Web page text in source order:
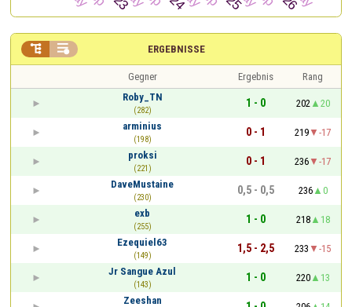
ERGEBNISSE
 
Gegner Ergebnis
Rang
Roby_TN
(282)
1 - 0 202
20
arminius
(198)
0 - 1 219
-17
proksi
(221)
0 - 1 236
-17
DaveMustaine
(230)
0,5 - 0,5 236
0
exb
(255)
1 - 0 218
18
Ezequiel63
(149)
1,5 - 2,5 233
-15
Jr Sangue Azul
(143)
1 - 0 220
13
Zeeshan